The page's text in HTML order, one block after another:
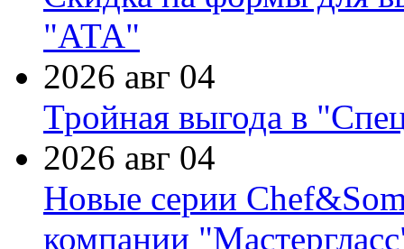
"АТА"
2026 авг 04
Тройная выгода в
2026 авг 04
Новые серии
компании